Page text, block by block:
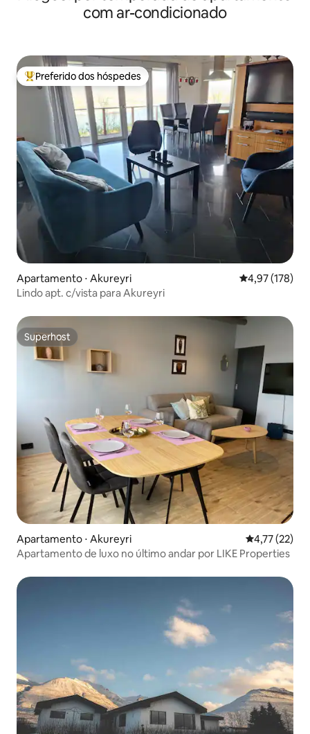
com ar-condicionado
Entre os melhores preferidos dos hóspedes
Preferido dos hóspedes
Apartamento ⋅ Akureyri 4,97 de uma
4,97 (178)
Lindo apt. c/vista para Akureyri
Superhost
Superhost
Apartamento ⋅ Akureyri 4,77 de uma
4,77 (22)
Apartamento de luxo no último andar por LIKE Properties